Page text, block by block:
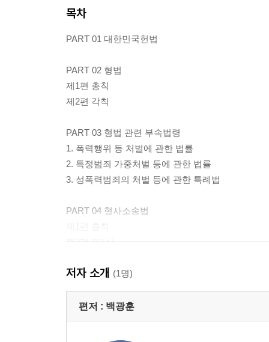
목차
PART 01 대한민국헌법
PART 02 형법
제1편 총칙
제2편 각칙
PART 03 형법 관련 부속법령
1. 폭력행위 등 처벌에 관한 법률
2. 특정범죄 가중처벌 등에 관한 법률
3. 성폭력범죄의 처벌 등에 관한 특례법
PART 04 형사소송법
제2편 제1심
제4편 특별소송절차
제5편 재판의 집행
저자 소개 (1명)
편저 : 백광훈